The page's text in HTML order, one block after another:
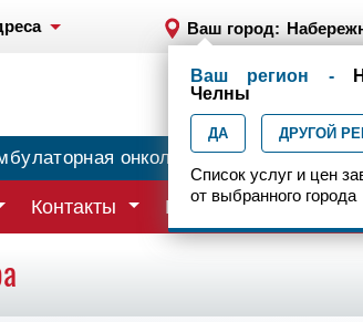
Ваш город:
ежедн. 7.00-
Ваш регион -
Челны
ДА ДРУГОЙ
Список услуг и цен
от выбранного города
онкология Центр
Контакты Врачи